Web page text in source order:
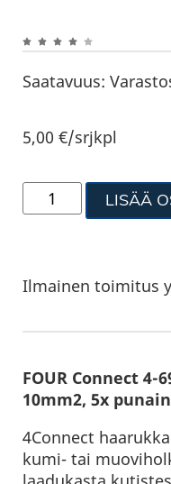
Saatavuus:
5,00€/srjkpl
LISÄÄ
Ilmainen toimitus
FOUR Connect
10mm2, 5x
4Connect
kumi- tai